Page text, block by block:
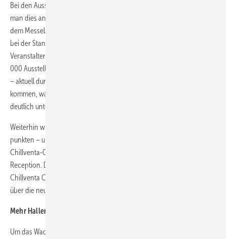
Bei den Ausstellern zumindest herrscht weiterhin Optimismus, macht
man dies an den bisherigen Messezahlen fest. Wenige Wochen vor
dem Messebeginn steht es bereits fest, dass bei den Ausstellern und
bei der Standfläche die Ergebnisse aus 2014 übertreffen werden. Der
Veranstalter, die NürnbergMesse, rechnet beispielsweise mit rund 1
000 Ausstellern, 2014 waren es 984. Wieder dürften sie mit Mehrheit
– aktuell durchschnittlich über 65 Prozent – aus dem Ausland
kommen, was die internationale Bedeutung der Leitmesse Chillventa
deutlich unterstreicht.
Weiterhin will man mit dem Motto „Chillventa Connecting Experts“
punkten – und erfüllt es mit Taten: Unter anderem mit Aktivitäten wie
Chillventa-Opening, dem Chillventa Evening oder der Indian
Reception. Den Auftakt bildet am 10. Oktober jedoch wie immer der
Chillventa Congress. Dort können sich Fachbesucher einen Tag lang
über die neuesten Trends und Entwicklungen informieren.
Mehr Hallenfläche und Fachforen mit breiter Palette
Um das Wachstum der Chillventa abzusichern, hat der Veranstalter